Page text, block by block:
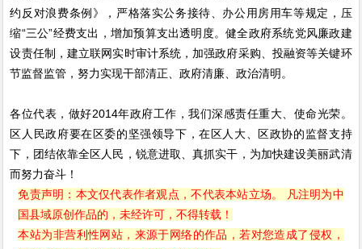
约反对浪费条例》，严格落实公务接待、办公用房用车等规定，压
缩“三公”经费支出，增加预算支出透明度。健全政府系统党风廉政建
设责任制，建立联网实时审计系统，加强政府采购、投融资等关键环
节监督监管，努力实现干部清正、政府清廉、政治清明。
各位代表，做好2014年政府工作，我们深感责任重大、使命光荣。
区人民政府要在区委的坚强领导下，在区人大、区政协的监督支持
下，团结依靠全区人民，锐意进取、真抓实干，为加快建设美丽武清
而努力奋斗！
免责声明：本文仅代表作者观点，不代表本站立场。 凡注明为中
国县域原创作品的，未经许可，不得转载！
本站为非营利性网站，来源于网络的作品，若对您造成了侵权，